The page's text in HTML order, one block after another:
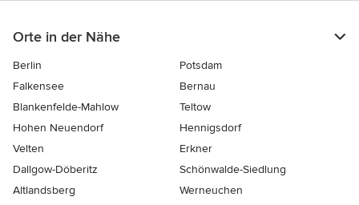
Orte in der Nähe
Berlin
Potsdam
Falkensee
Bernau
Blankenfelde-Mahlow
Teltow
Hohen Neuendorf
Hennigsdorf
Velten
Erkner
Dallgow-Döberitz
Schönwalde-Siedlung
Altlandsberg
Werneuchen